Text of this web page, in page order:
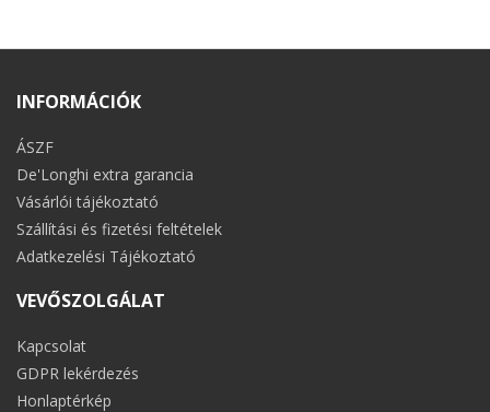
INFORMÁCIÓK
ÁSZF
De'Longhi extra garancia
Vásárlói tájékoztató
Szállítási és fizetési feltételek
Adatkezelési Tájékoztató
VEVŐSZOLGÁLAT
Kapcsolat
GDPR lekérdezés
Honlaptérkép